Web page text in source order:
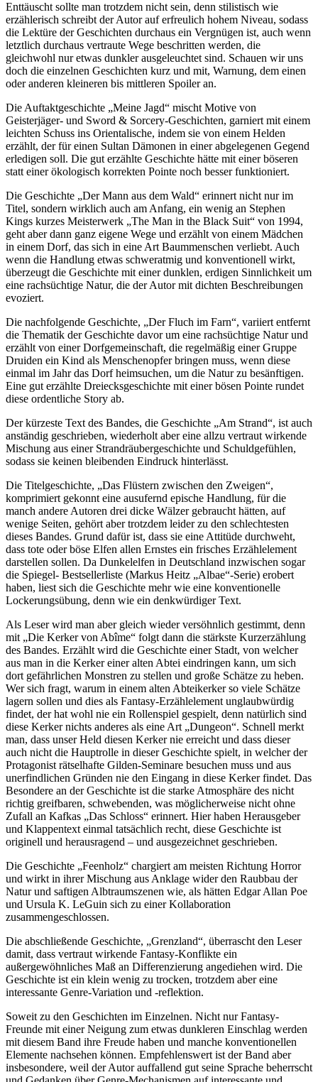
Enttäuscht sollte man trotzdem nicht sein, denn stilistisch wie
erzählerisch schreibt der Autor auf erfreulich hohem Niveau, sodass
die Lektüre der Geschichten durchaus ein Vergnügen ist, auch wenn
letztlich durchaus vertraute Wege beschritten werden, die
gleichwohl nur etwas dunkler ausgeleuchtet sind. Schauen wir uns
doch die einzelnen Geschichten kurz und mit, Warnung, dem einen
oder anderen kleineren bis mittleren Spoiler an.
Die Auftaktgeschichte „Meine Jagd“ mischt Motive von
Geisterjäger- und Sword & Sorcery-Geschichten, garniert mit einem
leichten Schuss ins Orientalische, indem sie von einem Helden
erzählt, der für einen Sultan Dämonen in einer abgelegenen Gegend
erledigen soll. Die gut erzählte Geschichte hätte mit einer böseren
statt einer ökologisch korrekten Pointe noch besser funktioniert.
Die Geschichte „Der Mann aus dem Wald“ erinnert nicht nur im
Titel, sondern wirklich auch am Anfang, ein wenig an Stephen
Kings kurzes Meisterwerk „The Man in the Black Suit“ von 1994,
geht aber dann ganz eigene Wege und erzählt von einem Mädchen
in einem Dorf, das sich in eine Art Baummenschen verliebt. Auch
wenn die Handlung etwas schweratmig und konventionell wirkt,
überzeugt die Geschichte mit einer dunklen, erdigen Sinnlichkeit um
eine rachsüchtige Natur, die der Autor mit dichten Beschreibungen
evoziert.
Die nachfolgende Geschichte, „Der Fluch im Farn“, variiert entfernt
die Thematik der Geschichte davor um eine rachsüchtige Natur und
erzählt von einer Dorfgemeinschaft, die regelmäßig einer Gruppe
Druiden ein Kind als Menschenopfer bringen muss, wenn diese
einmal im Jahr das Dorf heimsuchen, um die Natur zu besänftigen.
Eine gut erzählte Dreiecksgeschichte mit einer bösen Pointe rundet
diese ordentliche Story ab.
Der kürzeste Text des Bandes, die Geschichte „Am Strand“, ist auch
anständig geschrieben, wiederholt aber eine allzu vertraut wirkende
Mischung aus einer Strandräubergeschichte und Schuldgefühlen,
sodass sie keinen bleibenden Eindruck hinterlässt.
Die Titelgeschichte, „Das Flüstern zwischen den Zweigen“,
komprimiert gekonnt eine ausufernd epische Handlung, für die
manch andere Autoren drei dicke Wälzer gebraucht hätten, auf
wenige Seiten, gehört aber trotzdem leider zu den schlechtesten
dieses Bandes. Grund dafür ist, dass sie eine Attitüde durchweht,
dass tote oder böse Elfen allen Ernstes ein frisches Erzählelement
darstellen sollen. Da Dunkelelfen in Deutschland inzwischen sogar
die Spiegel- Bestsellerliste (Markus Heitz „Albae“-Serie) erobert
haben, liest sich die Geschichte mehr wie eine konventionelle
Lockerungsübung, denn wie ein denkwürdiger Text.
Als Leser wird man aber gleich wieder versöhnlich gestimmt, denn
mit „Die Kerker von Abîme“ folgt dann die stärkste Kurzerzählung
des Bandes. Erzählt wird die Geschichte einer Stadt, von welcher
aus man in die Kerker einer alten Abtei eindringen kann, um sich
dort gefährlichen Monstren zu stellen und große Schätze zu heben.
Wer sich fragt, warum in einem alten Abteikerker so viele Schätze
lagern sollen und dies als Fantasy-Erzählelement unglaubwürdig
findet, der hat wohl nie ein Rollenspiel gespielt, denn natürlich sind
diese Kerker nichts anderes als eine Art „Dungeon“. Schnell merkt
man, dass unser Held diesen Kerker nie erreicht und dass dieser
auch nicht die Hauptrolle in dieser Geschichte spielt, in welcher der
Protagonist rätselhafte Gilden-Seminare besuchen muss und aus
unerfindlichen Gründen nie den Eingang in diese Kerker findet. Das
Besondere an der Geschichte ist die starke Atmosphäre des nicht
richtig greifbaren, schwebenden, was möglicherweise nicht ohne
Zufall an Kafkas „Das Schloss“ erinnert. Hier haben Herausgeber
und Klappentext einmal tatsächlich recht, diese Geschichte ist
originell und herausragend – und ausgezeichnet geschrieben.
Die Geschichte „Feenholz“ chargiert am meisten Richtung Horror
und wirkt in ihrer Mischung aus Anklage wider den Raubbau der
Natur und saftigen Albtraumszenen wie, als hätten Edgar Allan Poe
und Ursula K. LeGuin sich zu einer Kollaboration
zusammengeschlossen.
Die abschließende Geschichte, „Grenzland“, überrascht den Leser
damit, dass vertraut wirkende Fantasy-Konflikte ein
außergewöhnliches Maß an Differenzierung angediehen wird. Die
Geschichte ist ein klein wenig zu trocken, trotzdem aber eine
interessante Genre-Variation und -reflektion.
Soweit zu den Geschichten im Einzelnen. Nicht nur Fantasy-
Freunde mit einer Neigung zum etwas dunkleren Einschlag werden
mit diesem Band ihre Freude haben und manche konventionellen
Elemente nachsehen können. Empfehlenswert ist der Band aber
insbesondere, weil der Autor auffallend gut seine Sprache beherrscht